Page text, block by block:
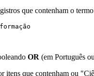
que contenham o
OR (em Português
itens que contenham ou